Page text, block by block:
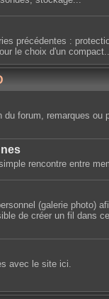
précédentes :
le choix d'un
forum, remarques ou
rencontre entre
(galerie photo)
de créer un fil dans
avec le site ici.